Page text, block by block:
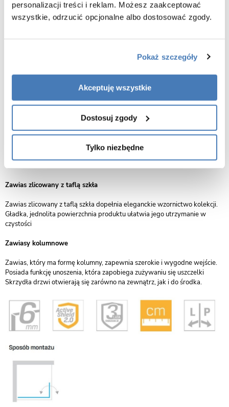
personalizacji treści i reklam. Możesz zaakceptować
wszystkie, odrzucić opcjonalne albo dostosować zgody.
Pokaż szczegóły
Akceptuję wszystkie
Dostosuj zgody
Tylko niezbędne
Złoty, wysokiej jakości wspornik zapewnia solidną konstrukcję kabiny.
Nowoczesna forma wykonania harmonizuje z czystą linią szklanych
produkt do ściany, zachowując minimalistyczny charakter kolekcji.
Zawias z funkcją unoszenia
Produkty wyposażone są w zawiasy z funkcją unoszenia drzwi w trakcie
ich otwierania i zamykania. Dzięki temu uszczelka, znajdująca się na ich
dolnej krawędzi nie trze o podłoże podczas ich pracy. Rozwiązanie
ułatwia korzystanie z produktu i przedłuża trwałość uszczelki. Zawias
trwałość.
Zawias zlicowany z taflą szkła
Zawias zlicowany z taflą szkła dopełnia eleganckie wzornictwo kolekcji.
Gładka, jednolita powierzchnia produktu ułatwia jego utrzymanie w
czystości
Zawiasy kolumnowe
Zawias, który ma formę kolumny, zapewnia szerokie i wygodne wejście.
Posiada funkcję unoszenia, która zapobiega zużywaniu się uszczelki
Skrzydła drzwi otwierają się zarówno na zewnątrz, jak i do środka.